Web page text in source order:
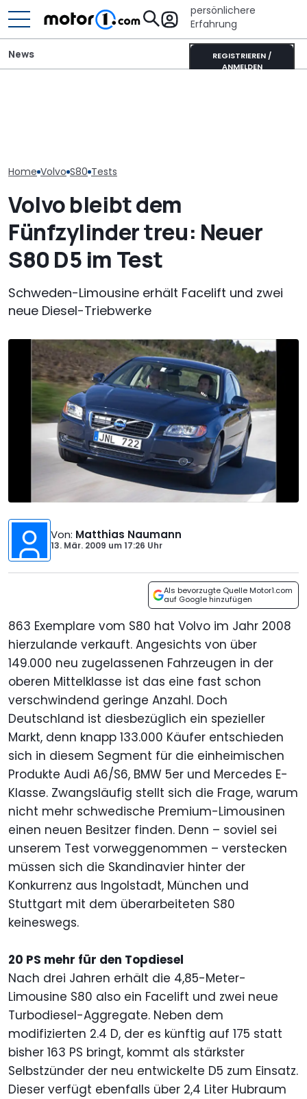
persönlichere
Erfahrung
REGISTRIEREN /
ANMELDEN
News
Home Volvo S80 Tests
Volvo bleibt dem
Fünfzylinder treu: Neuer
S80 D5 im Test
Schweden-Limousine erhält Facelift und zwei
neue Diesel-Triebwerke
Von: Matthias Naumann
13. Mär. 2009 um17:26 Uhr
Als bevorzugte Quelle Motor1.com
auf Google hinzufügen
863 Exemplare vom S80 hat Volvo im Jahr 2008
hierzulande verkauft. Angesichts von über
149.000 neu zugelassenen Fahrzeugen in der
oberen Mittelklasse ist das eine fast schon
verschwindend geringe Anzahl. Doch
Deutschland ist diesbezüglich ein spezieller
Markt, denn knapp 133.000 Käufer entschieden
sich in diesem Segment für die einheimischen
Produkte Audi A6/S6, BMW 5er und Mercedes E-
Klasse. Zwangsläufig stellt sich die Frage, warum
nicht mehr schwedische Premium-Limousinen
einen neuen Besitzer finden. Denn – soviel sei
unserem Test vorweggenommen – verstecken
müssen sich die Skandinavier hinter der
Konkurrenz aus Ingolstadt, München und
Stuttgart mit dem überarbeiteten S80
keineswegs.
20 PS mehr für den Topdiesel
Nach drei Jahren erhält die 4,85-Meter-
Limousine S80 also ein Facelift und zwei neue
Turbodiesel-Aggregate. Neben dem
modifizierten 2.4 D, der es künftig auf 175 statt
bisher 163 PS bringt, kommt als stärkster
Selbstzünder der neu entwickelte D5 zum Einsatz.
Dieser verfügt ebenfalls über 2,4 Liter Hubraum